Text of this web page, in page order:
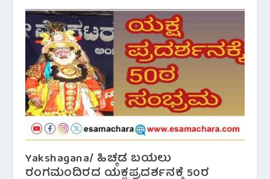
Yakshagana/ ಹಿಚ್ಕಡ ಬಯಲು
ರಂಗಮಂದಿರದ ಯಕ್ಷಪ್ರದರ್ಶನಕ್ಕೆ 50ರ